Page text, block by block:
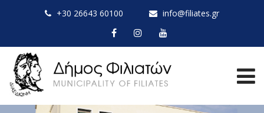
+30 26643 60100 info@filiates.gr